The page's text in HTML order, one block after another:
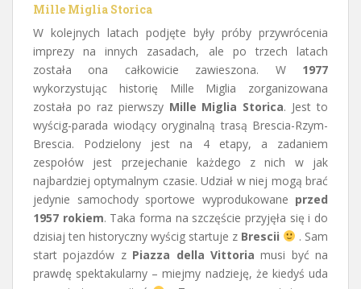
Mille Miglia Storica
W kolejnych latach podjęte były próby przywrócenia
imprezy na innych zasadach, ale po trzech latach
została ona całkowicie zawieszona. W 1977
wykorzystując historię Mille Miglia zorganizowana
została po raz pierwszy Mille Miglia Storica. Jest to
wyścig-parada wiodący oryginalną trasą Brescia-Rzym-
Brescia. Podzielony jest na 4 etapy, a zadaniem
zespołów jest przejechanie każdego z nich w jak
najbardziej optymalnym czasie. Udział w niej mogą brać
jedynie samochody sportowe wyprodukowane przed
1957 rokiem. Taka forma na szczęście przyjęła się i do
dzisiaj ten historyczny wyścig startuje z Brescii
. Sam
start pojazdów z Piazza della Vittoria musi być na
prawdę spektakularny – miejmy nadzieję, że kiedyś uda